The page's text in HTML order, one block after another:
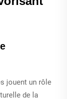
jouent un rôle
de la